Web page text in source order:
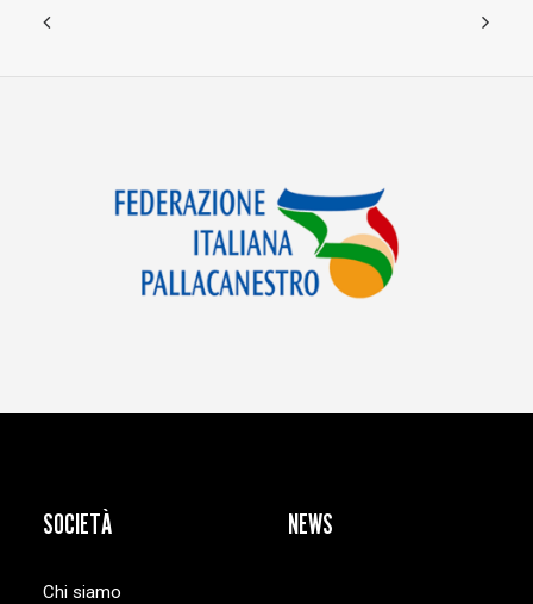
SOCIETÀ
Chi siamo
NEWS